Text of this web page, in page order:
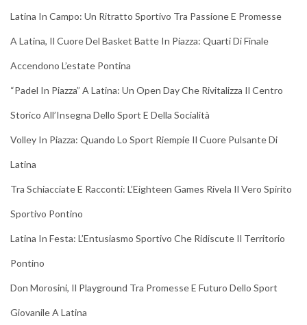
Latina In Campo: Un Ritratto Sportivo Tra Passione E Promesse
A Latina, Il Cuore Del Basket Batte In Piazza: Quarti Di Finale
Accendono L’estate Pontina
“Padel In Piazza” A Latina: Un Open Day Che Rivitalizza Il Centro
Storico All’Insegna Dello Sport E Della Socialità
Volley In Piazza: Quando Lo Sport Riempie Il Cuore Pulsante Di
Latina
Tra Schiacciate E Racconti: L’Eighteen Games Rivela Il Vero Spirito
Sportivo Pontino
Latina In Festa: L’Entusiasmo Sportivo Che Ridiscute Il Territorio
Pontino
Don Morosini, Il Playground Tra Promesse E Futuro Dello Sport
Giovanile A Latina